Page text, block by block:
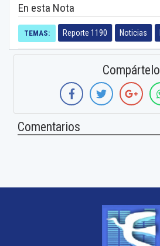
En esta Nota
TEMAS: Reporte 1190 Noticias
Compártelo
Comentarios